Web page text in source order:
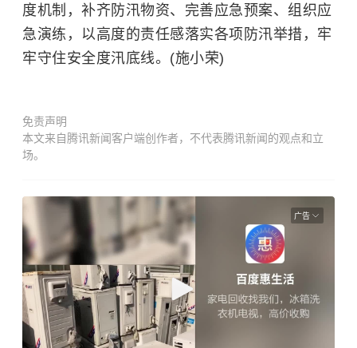
度机制，补齐防汛物资、完善应急预案、组织应
急演练，以高度的责任感落实各项防汛举措，牢
牢守住安全度汛底线。(施小荣)
免责声明
本文来自腾讯新闻客户端创作者，不代表腾讯新闻的观点和立
场。
广告